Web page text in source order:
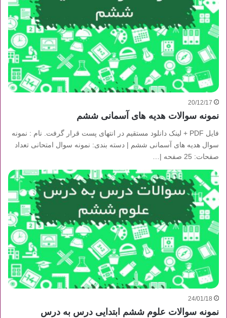
20/12/17
نمونه سوالات هدیه های آسمانی ششم
فایل PDF + لینک دانلود مستقیم در انتهای پست قرار گرفت. نام : نمونه
سوال هدیه های آسمانی ششم | دسته بندی: نمونه سوال امتحانی تعداد
صفحات: 25 صفحه |…
24/01/18
نمونه سوالات علوم ششم ابتدایی درس به درس